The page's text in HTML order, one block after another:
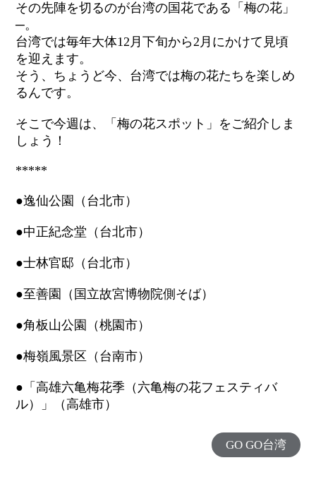
その先陣を切るのが台湾の国花である「梅の花」
─。
台湾では毎年大体12月下旬から2月にかけて見頃
を迎えます。
そう、ちょうど今、台湾では梅の花たちを楽しめ
るんです。
そこで今週は、「梅の花スポット」をご紹介しま
しょう！
*****
●逸仙公園（台北市）
●中正紀念堂（台北市）
●士林官邸（台北市）
●至善園（国立故宮博物院側そば）
●角板山公園（桃園市）
●梅嶺風景区（台南市）
●「高雄六亀梅花季（六亀梅の花フェスティバ
ル）」（高雄市）
GO GO台湾